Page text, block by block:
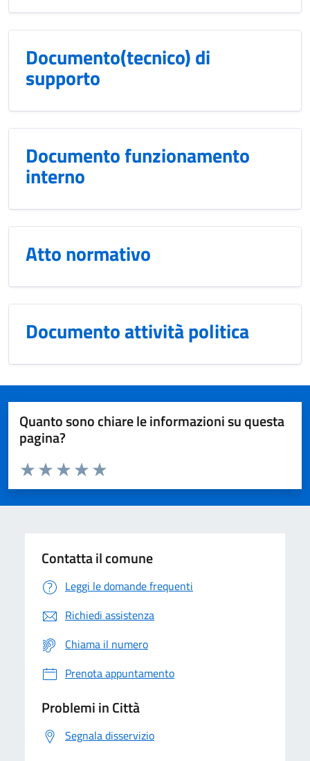
Documento(tecnico) di
supporto
Documento funzionamento
interno
Atto normativo
Documento attività politica
Quanto sono chiare le informazioni su questa
pagina?
Domanda
Valuta da 1 a 5 stelle la pagina
Valuta 5 stelle su 5
Valuta 4 stelle su 5
Valuta 3 stelle su 5
Valuta 2 stelle su 5
Valuta 1 stelle su 5
Contatta il comune
Leggi le domande frequenti
Richiedi assistenza
Chiama il numero
Prenota appuntamento
Problemi in Città
Segnala disservizio